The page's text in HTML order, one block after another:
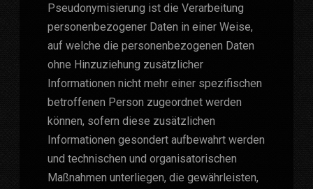
Pseudonymisierung ist die Verarbeitung
personenbezogener Daten in einer Weise,
auf welche die personenbezogenen Daten
ohne Hinzuziehung zusätzlicher
Informationen nicht mehr einer spezifischen
betroffenen Person zugeordnet werden
können, sofern diese zusätzlichen
Informationen gesondert aufbewahrt werden
und technischen und organisatorischen
Maßnahmen unterliegen, die gewährleisten,